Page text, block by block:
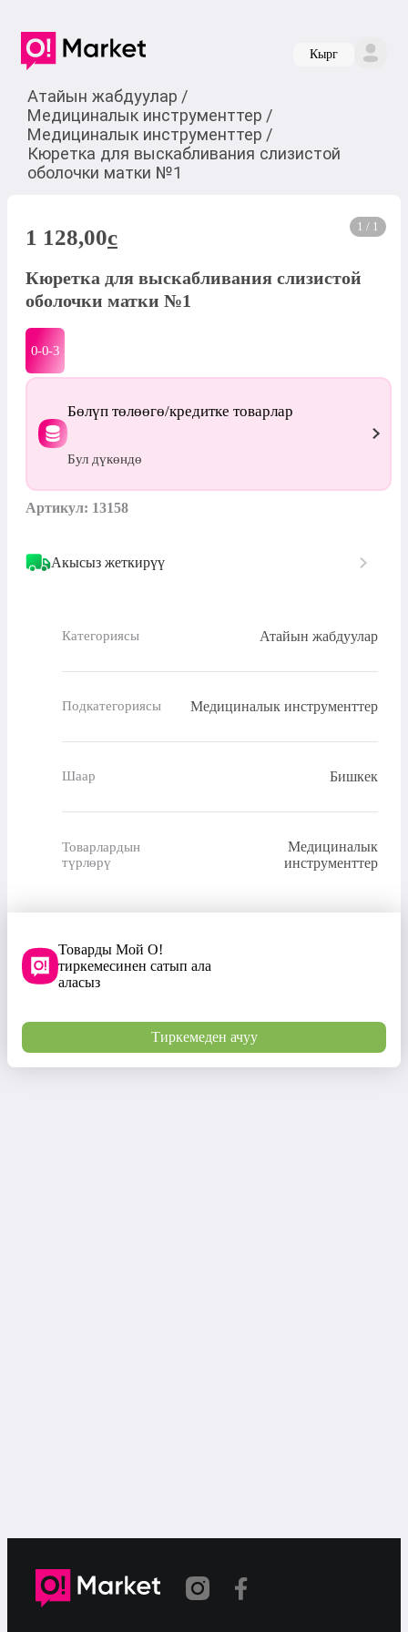
Кырг
Атайын жабдуулар /
Медициналык инструменттер /
Медициналык инструменттер /
Кюретка для выскабливания слизистой
оболочки матки №1
1 / 1
1 128,00c
Кюретка для выскабливания слизистой
оболочки матки №1
0-0-3
Бөлүп төлөөгө/кредитке товарлар
Бул дүкөндө
Артикул: 13158
Акысыз жеткирүү
Категориясы Атайын жабдуулар
Подкатегориясы Медициналык инструменттер
Шаар Бишкек
Товарлардын
түрлөрү
Медициналык
инструменттер
Товарды Мой О!
тиркемесинен сатып ала
аласыз
Тиркемеден ачуу